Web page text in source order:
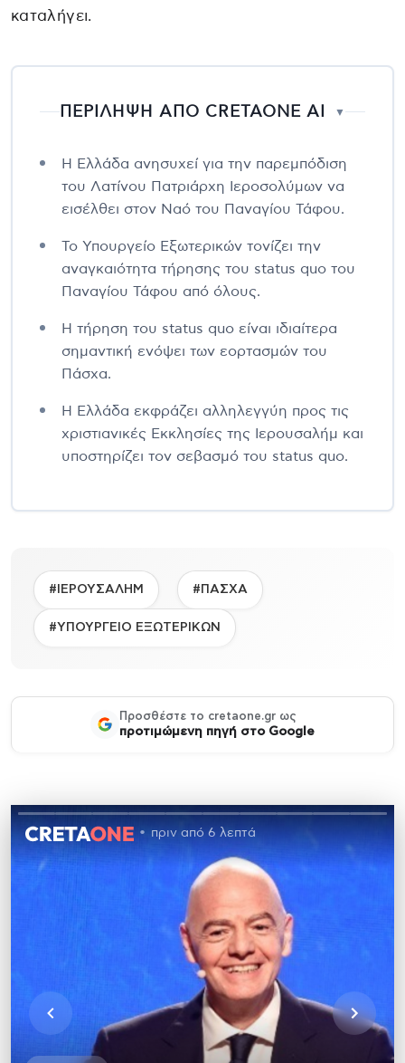
καταλήγει.
ΠΕΡΙΛΗΨΗ ΑΠΟ CRETAONE AI ▼
Η Ελλάδα ανησυχεί για την παρεμπόδιση
του Λατίνου Πατριάρχη Ιεροσολύμων να
εισέλθει στον Ναό του Παναγίου Τάφου.
Το Υπουργείο Εξωτερικών τονίζει την
αναγκαιότητα τήρησης του status quo του
Παναγίου Τάφου από όλους.
Η τήρηση του status quo είναι ιδιαίτερα
σημαντική ενόψει των εορτασμών του
Πάσχα.
Η Ελλάδα εκφράζει αλληλεγγύη προς τις
χριστιανικές Εκκλησίες της Ιερουσαλήμ και
υποστηρίζει τον σεβασμό του status quo.
#ΙΕΡΟΥΣΑΛΗΜ #ΠΑΣΧΑ
#ΥΠΟΥΡΓΕΙΟ ΕΞΩΤΕΡΙΚΩΝ
Προσθέστε το cretaone.gr ως
προτιμώμενη πηγή στο Google
πριν από 6 λεπτά